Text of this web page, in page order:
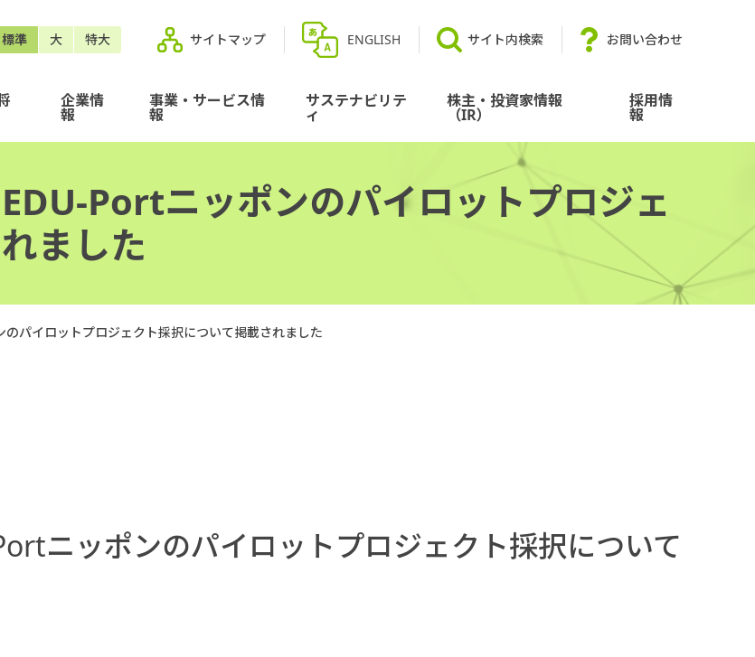
標準 大 特大 サイトマップ ENGLISH サイト内検索 お問い合わせ
企業情
報
事業・サービス情
報
サステナビリテ
ィ
株主・投資家情報
（IR）
採用情
報
Portニッポンのパイロットプロジェ
ました
パイロットプロジェクト採択について掲載されました
ニッポンのパイロットプロジェクト採択について